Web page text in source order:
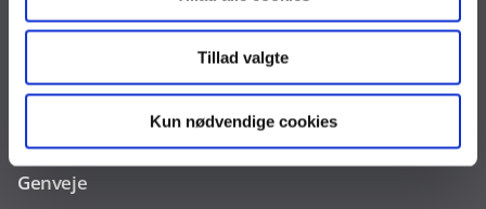
Tillad valgte
Kun nødvendige cookies
VAT nr. DK 33467826
Telefontid
Mandag-Fredag 9:00-16:00
Genveje